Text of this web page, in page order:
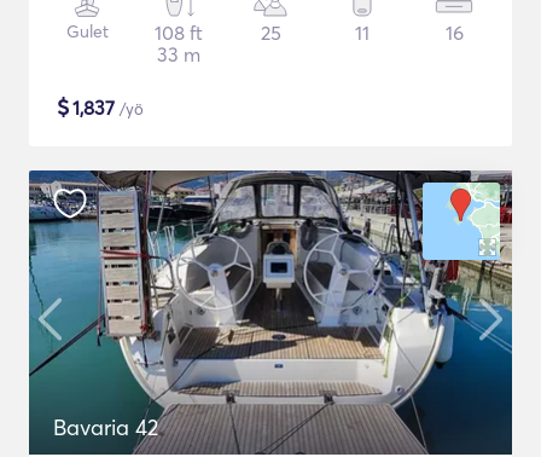
Gulet
108 ft
33 m
25 11 16
$1,837 /yö
Bavaria 42